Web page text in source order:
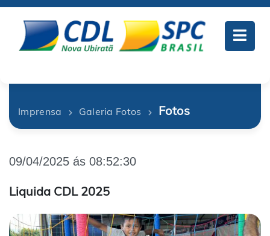
Imprensa Galeria Fotos Fotos
09/04/2025 ás 08:52:30
Liquida CDL 2025